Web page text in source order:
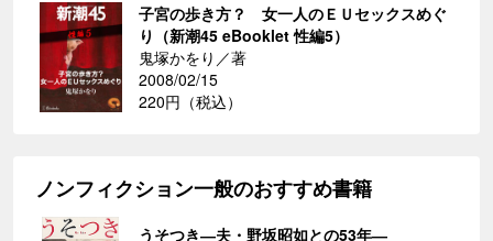
子宮の歩き方？ 女一人のＥＵセックスめぐ
り（新潮45 eBooklet 性編5）
鬼塚かをり／著
2008/02/15
220円（税込）
ノンフィクション一般のおすすめ書籍
うそつき―夫・野坂昭如との53年―